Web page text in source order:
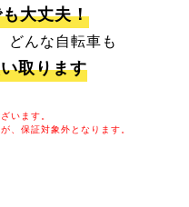
大丈夫！
どんな自転車も
取ります
います。
、保証対象外となります。